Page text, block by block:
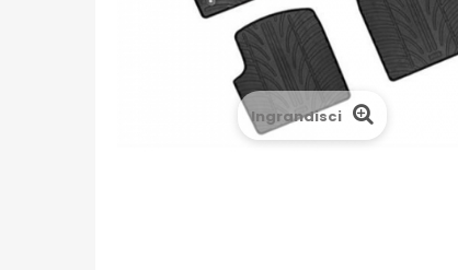
Ingrandisci